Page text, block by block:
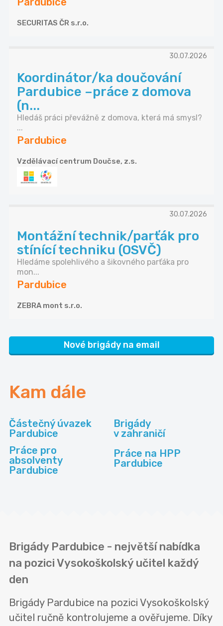
SECURITAS ČR s.r.o.
30.07.2026
Koordinátor/ka doučování
Pardubice –práce z domova
(n...
Hledáš práci převážně z domova, která má smysl?
...
Pardubice
Vzdělávací centrum Doučse, z.s.
30.07.2026
Montážní technik/parťák pro
stínící techniku (OSVČ)
Hledáme spolehlivého a šikovného parťáka pro
mon...
Pardubice
ZEBRA mont s.r.o.
Nové brigády na email
Kam dále
Částečný úvazek
Pardubice
Brigády
v zahraničí
Práce pro
absolventy
Pardubice
Práce na HPP
Pardubice
Brigády Pardubice - největší nabídka
na pozici Vysokoškolský učitel každý
den
Brigády Pardubice na pozici Vysokoškolský
učitel ručně kontrolujeme a ověřujeme. Díky